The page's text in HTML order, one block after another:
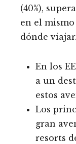
(40%),
en el
dónde viajar.
En los
a un
estos
Los
gran
resorts